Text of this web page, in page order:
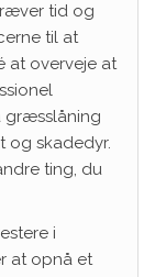
tid og
til at
at overveje at
græsslåning
og skadedyr.
ting, du
i
at opnå et